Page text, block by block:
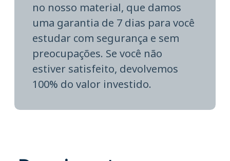
no nosso material, que damos
uma garantia de 7 dias para você
estudar com segurança e sem
preocupações. Se você não
estiver satisfeito, devolvemos
100% do valor investido.